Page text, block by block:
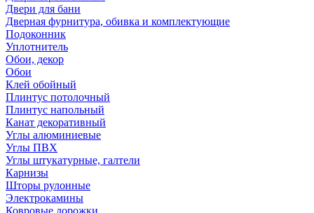
Двери для бани
Дверная фурнитура, обивка и комплектующие
Подоконник
Уплотнитель
Обои, декор
Обои
Клей обойный
Плинтус потолочный
Плинтус напольный
Канат декоративный
Углы алюминиевые
Углы ПВХ
Углы штукатурные, галтели
Карнизы
Шторы рулонные
Электрокамины
Ковровые дорожки